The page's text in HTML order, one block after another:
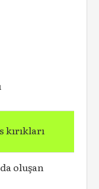
oluşan